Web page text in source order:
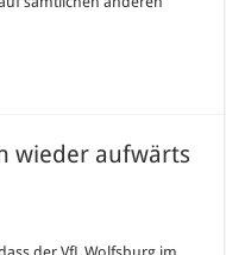
wieder aufwärts